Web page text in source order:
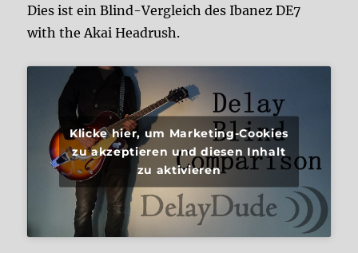
Dies ist ein Blind-Vergleich des Ibanez DE7
with the Akai Headrush.
Klicke hier, um Marketing-Cookies
zu akzeptieren und diesen Inhalt
zu aktivieren